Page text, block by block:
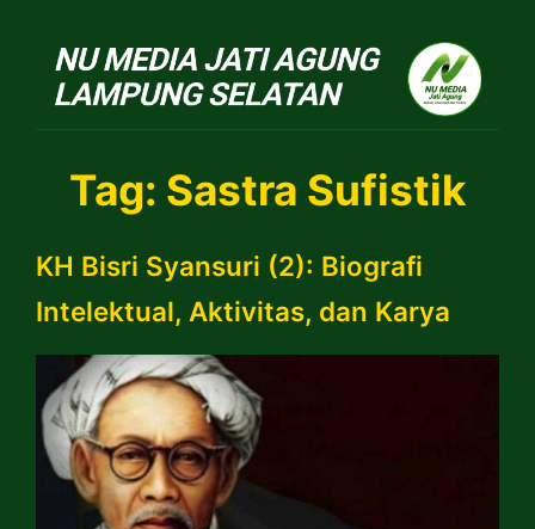
NU
Tag: Sastra Sufistik
KH Bisri Syansuri (2): Biografi
Intelektual, Aktivitas, dan Karya